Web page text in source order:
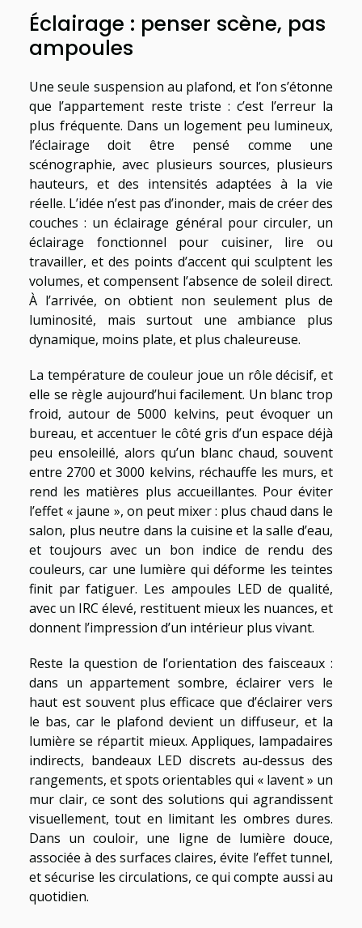
Éclairage : penser scène, pas
ampoules
Une seule suspension au plafond, et l’on s’étonne
que l’appartement reste triste : c’est l’erreur la
plus fréquente. Dans un logement peu lumineux,
l’éclairage doit être pensé comme une
scénographie, avec plusieurs sources, plusieurs
hauteurs, et des intensités adaptées à la vie
réelle. L’idée n’est pas d’inonder, mais de créer des
couches : un éclairage général pour circuler, un
éclairage fonctionnel pour cuisiner, lire ou
travailler, et des points d’accent qui sculptent les
volumes, et compensent l’absence de soleil direct.
À l’arrivée, on obtient non seulement plus de
luminosité, mais surtout une ambiance plus
dynamique, moins plate, et plus chaleureuse.
La température de couleur joue un rôle décisif, et
elle se règle aujourd’hui facilement. Un blanc trop
froid, autour de 5000 kelvins, peut évoquer un
bureau, et accentuer le côté gris d’un espace déjà
peu ensoleillé, alors qu’un blanc chaud, souvent
entre 2700 et 3000 kelvins, réchauffe les murs, et
rend les matières plus accueillantes. Pour éviter
l’effet « jaune », on peut mixer : plus chaud dans le
salon, plus neutre dans la cuisine et la salle d’eau,
et toujours avec un bon indice de rendu des
couleurs, car une lumière qui déforme les teintes
finit par fatiguer. Les ampoules LED de qualité,
avec un IRC élevé, restituent mieux les nuances, et
donnent l’impression d’un intérieur plus vivant.
Reste la question de l’orientation des faisceaux :
dans un appartement sombre, éclairer vers le
haut est souvent plus efficace que d’éclairer vers
le bas, car le plafond devient un diffuseur, et la
lumière se répartit mieux. Appliques, lampadaires
indirects, bandeaux LED discrets au-dessus des
rangements, et spots orientables qui « lavent » un
mur clair, ce sont des solutions qui agrandissent
visuellement, tout en limitant les ombres dures.
Dans un couloir, une ligne de lumière douce,
associée à des surfaces claires, évite l’effet tunnel,
et sécurise les circulations, ce qui compte aussi au
quotidien.